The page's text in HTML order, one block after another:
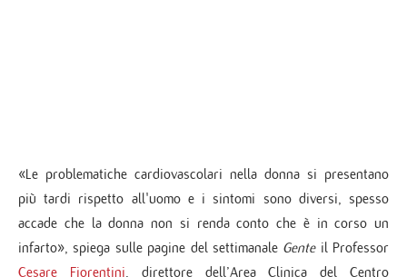
«Le problematiche cardiovascolari nella donna si presentano
più tardi rispetto all'uomo e i sintomi sono diversi, spesso
accade che la donna non si renda conto che è in corso un
infarto», spiega sulle pagine del settimanale Genteil Professor
Cesare Fiorentini , direttore dell’Area Clinica del Centro